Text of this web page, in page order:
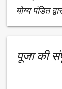
योग्य पंडित
पूजा की